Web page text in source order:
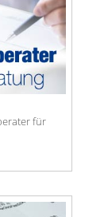
für